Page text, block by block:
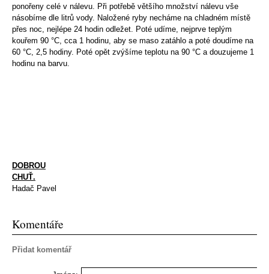
ponořeny celé v nálevu. Při potřebě většího množství nálevu vše
násobíme dle litrů vody. Naložené ryby necháme na chladném místě
přes noc, nejlépe 24 hodin odležet. Poté udíme, nejprve teplým
kouřem 90 °C, cca 1 hodinu, aby se maso zatáhlo a poté doudíme na
60 °C, 2,5 hodiny. Poté opět zvýšíme teplotu na 90 °C a douzujeme 1
hodinu na barvu.
DOBROU
CHUŤ.
Hadač Pavel
Komentáře
Přidat komentář